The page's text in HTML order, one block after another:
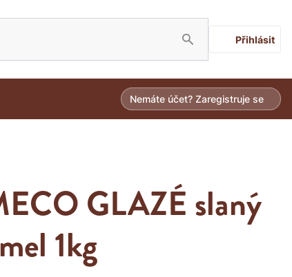
Přihlásit
Nemáte účet? Zaregistruje se
GLAZÉ slaný
1kg